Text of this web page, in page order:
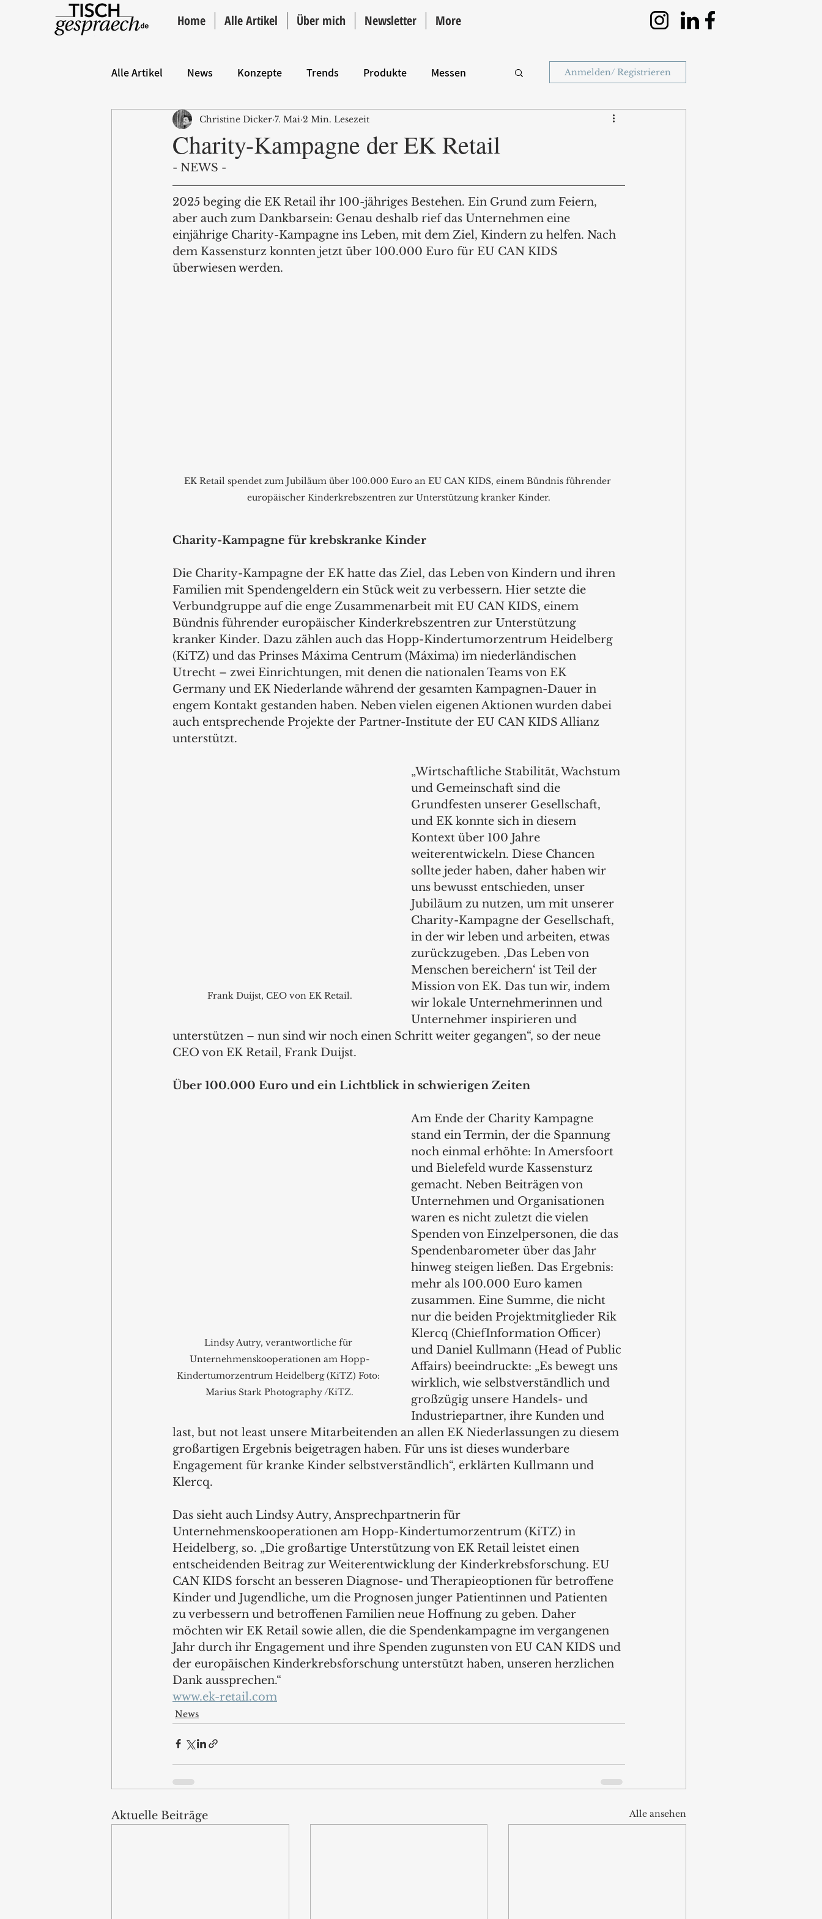
Home Alle Artikel Über mich Newsletter More
Alle Artikel News Konzepte Trends Produkte Messen
Hintergrund ANZEIGE Intro
Anmelden/ Registrieren
Charity-Kampagne der EK Retail
Christine Dicker 7. Mai 2 Min. Lesezeit
- NEWS -
2025 beging die EK Retail ihr 100-jähriges Bestehen. Ein Grund zum Feiern,
aber auch zum Dankbarsein: Genau deshalb rief das Unternehmen eine
einjährige Charity-Kampagne ins Leben, mit dem Ziel, Kindern zu helfen. Nach
dem Kassensturz konnten jetzt über 100.000 Euro für EU CAN KIDS
überwiesen werden.
EK Retail spendet zum Jubiläum über 100.000 Euro an EU CAN KIDS, einem Bündnis führender
europäischer Kinderkrebszentren zur Unterstützung kranker Kinder.
Charity-Kampagne für krebskranke Kinder
Die Charity-Kampagne der EK hatte das Ziel, das Leben von Kindern und ihren
Familien mit Spendengeldern ein Stück weit zu verbessern. Hier setzte die
Verbundgruppe auf die enge Zusammenarbeit mit EU CAN KIDS, einem
Bündnis führender europäischer Kinderkrebszentren zur Unterstützung
kranker Kinder. Dazu zählen auch das Hopp-Kindertumorzentrum Heidelberg
(KiTZ) und das Prinses Máxima Centrum (Máxima) im niederländischen
Utrecht – zwei Einrichtungen, mit denen die nationalen Teams von EK
Germany und EK Niederlande während der gesamten Kampagnen-Dauer in
engem Kontakt gestanden haben. Neben vielen eigenen Aktionen wurden dabei
auch entsprechende Projekte der Partner-Institute der EU CAN KIDS Allianz
unterstützt.
Frank Duijst, CEO von EK Retail.
„Wirtschaftliche Stabilität, Wachstum
und Gemeinschaft sind die
Grundfesten unserer Gesellschaft,
und EK konnte sich in diesem
Kontext über 100 Jahre
weiterentwickeln. Diese Chancen
sollte jeder haben, daher haben wir
uns bewusst entschieden, unser
Jubiläum zu nutzen, um mit unserer
Charity-Kampagne der Gesellschaft,
in der wir leben und arbeiten, etwas
zurückzugeben. ‚Das Leben von
Menschen bereichern‘ ist Teil der
Mission von EK. Das tun wir, indem
wir lokale Unternehmerinnen und
Unternehmer inspirieren und
unterstützen – nun sind wir noch einen Schritt weiter gegangen“, so der neue
CEO von EK Retail, Frank Duijst.
Über 100.000 Euro und ein Lichtblick in schwierigen Zeiten
Lindsy Autry, verantwortliche für
Unternehmenskooperationen am Hopp-
Kindertumorzentrum Heidelberg (KiTZ) Foto:
Marius Stark Photography /KiTZ.
Am Ende der Charity Kampagne
stand ein Termin, der die Spannung
noch einmal erhöhte: In Amersfoort
und Bielefeld wurde Kassensturz
gemacht. Neben Beiträgen von
Unternehmen und Organisationen
waren es nicht zuletzt die vielen
Spenden von Einzelpersonen, die das
Spendenbarometer über das Jahr
hinweg steigen ließen. Das Ergebnis:
mehr als 100.000 Euro kamen
zusammen. Eine Summe, die nicht
nur die beiden Projektmitglieder Rik
Klercq (ChiefInformation Officer)
und Daniel Kullmann (Head of Public
Affairs) beeindruckte: „Es bewegt uns
wirklich, wie selbstverständlich und
großzügig unsere Handels- und
Industriepartner, ihre Kunden und
last, but not least unsere Mitarbeitenden an allen EK Niederlassungen zu diesem
großartigen Ergebnis beigetragen haben. Für uns ist dieses wunderbare
Engagement für kranke Kinder selbstverständlich“, erklärten Kullmann und
Klercq.
Das sieht auch Lindsy Autry, Ansprechpartnerin für
Unternehmenskooperationen am Hopp-Kindertumorzentrum (KiTZ) in
Heidelberg, so. „Die großartige Unterstützung von EK Retail leistet einen
entscheidenden Beitrag zur Weiterentwicklung der Kinderkrebsforschung. EU
CAN KIDS forscht an besseren Diagnose- und Therapieoptionen für betroffene
Kinder und Jugendliche, um die Prognosen junger Patientinnen und Patienten
zu verbessern und betroffenen Familien neue Hoffnung zu geben. Daher
möchten wir EK Retail sowie allen, die die Spendenkampagne im vergangenen
Jahr durch ihr Engagement und ihre Spenden zugunsten von EU CAN KIDS und
der europäischen Kinderkrebsforschung unterstützt haben, unseren herzlichen
Dank aussprechen.“
www.ek-retail.com
News
Aktuelle Beiträge Alle ansehen